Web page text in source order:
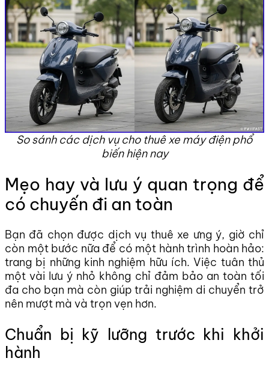
So sánh các dịch vụ cho thuê xe máy điện phổ
biến hiện nay
Mẹo hay và lưu ý quan trọng để
có chuyến đi an toàn
Bạn đã chọn được dịch vụ thuê xe ưng ý, giờ chỉ
còn một bước nữa để có một hành trình hoàn hảo:
trang bị những kinh nghiệm hữu ích. Việc tuân thủ
một vài lưu ý nhỏ không chỉ đảm bảo an toàn tối
đa cho bạn mà còn giúp trải nghiệm di chuyển trở
nên mượt mà và trọn vẹn hơn.
Chuẩn bị kỹ lưỡng trước khi khởi
hành